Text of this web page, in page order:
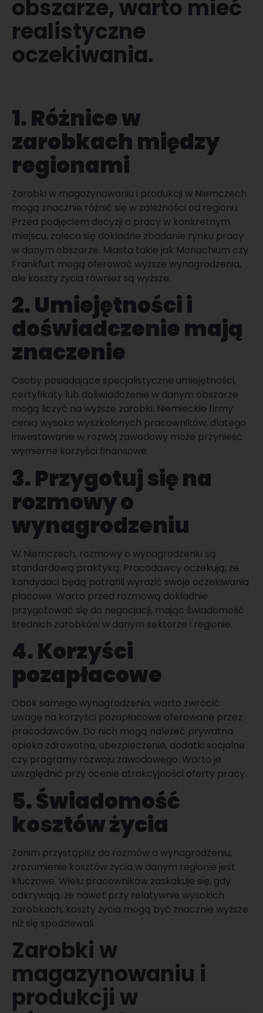
obszarze, warto mieć
realistyczne
oczekiwania.
1.Różnice w
zarobkach między
regionami
Zarobki w magazynowaniu i produkcji w Niemczech
mogą znacznie różnić się w zależności od regionu.
Przed podjęciem decyzji o pracy w konkretnym
miejscu, zaleca się dokładne zbadanie rynku pracy
w danym obszarze. Miasta takie jak Monachium czy
Frankfurt mogą oferować wyższe wynagrodzenia,
ale koszty życia również są wyższe.
2.Umiejętności i
doświadczenie mają
znaczenie
Osoby posiadające specjalistyczne umiejętności,
certyfikaty lub doświadczenie w danym obszarze
mogą liczyć na wyższe zarobki. Niemieckie firmy
cenią wysoko wyszkolonych pracowników, dlatego
inwestowanie w rozwój zawodowy może przynieść
wymierne korzyści finansowe.
3. Przygotuj się na
rozmowy o
wynagrodzeniu
W Niemczech, rozmowy o wynagrodzeniu są
standardową praktyką. Pracodawcy oczekują, że
kandydaci będą potrafili wyrazić swoje oczekiwania
płacowe. Warto przed rozmową dokładnie
przygotować się do negocjacji, mając świadomość
średnich zarobków w danym sektorze i regionie.
4. Korzyści
pozapłacowe
Obok samego wynagrodzenia, warto zwrócić
uwagę na korzyści pozapłacowe oferowane przez
pracodawców. Do nich mogą należeć prywatna
opieka zdrowotna, ubezpieczenie, dodatki socjalne
czy programy rozwoju zawodowego. Warto je
uwzględnić przy ocenie atrakcyjności oferty pracy.
5. Świadomość
kosztów życia
Zanim przystąpisz do rozmów o wynagrodzeniu,
zrozumienie kosztów życia w danym regionie jest
kluczowe. Wielu pracowników zaskakuje się, gdy
odkrywają, że nawet przy relatywnie wysokich
zarobkach, koszty życia mogą być znacznie wyższe
niż się spodziewali.
Zarobki w
magazynowaniu i
produkcji w